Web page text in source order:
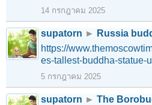
14 กรกฎาคม 2025
supatorn ► Russia
https://
es-tallest-buddha-statue-
5 กรกฎาคม 2025
supatorn ► The